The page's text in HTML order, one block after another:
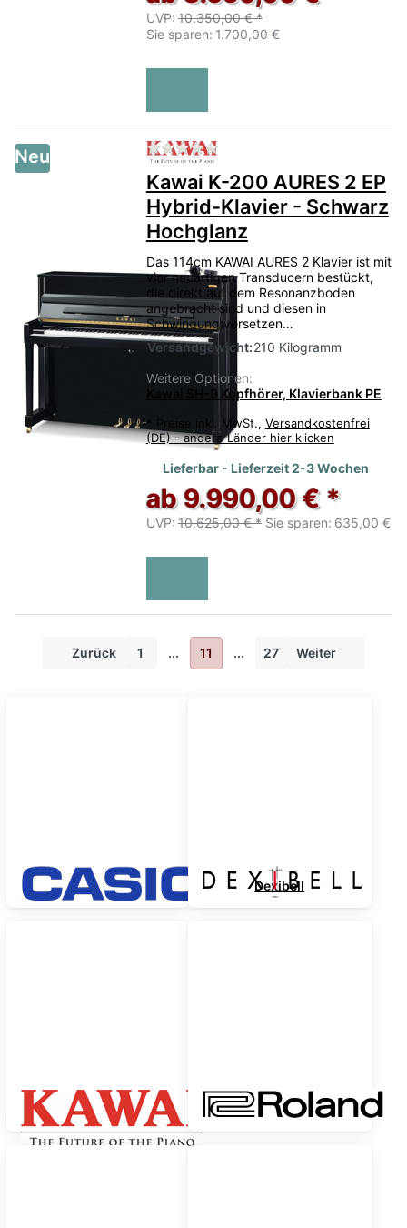
UVP: 10.350,00 € *
Sie sparen: 1.700,00 €
Neu Zu diesem Produkt liegen
Kawai K-200 AURES 2 EP
Hybrid-Klavier - Schwarz
Hochglanz
Das 114cm KAWAI AURES 2 Klavier ist mit
vier neuartigen Transducern bestückt,
die direkt auf dem Resonanzboden
angebracht sind und diesen in
Schwingung versetzen…
Versandgewicht:210 Kilogramm
Weitere Optionen:
Kawai SH-9 Kopfhörer, Klavierbank PE
* Preise inkl. MwSt., Versandkostenfrei
(DE) - andere Länder hier klicken
Lieferbar - Lieferzeit 2-3 Wochen
ab 9.990,00 € *
UVP: 10.625,00 € * Sie sparen: 635,00 €
Zurück 1 ... 11 ... 27 Weiter
Casio Dexibell
Kawai Roland